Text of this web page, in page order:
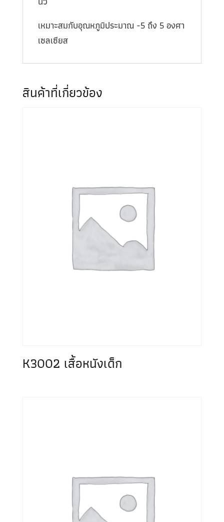
เหมาะสมกับอุณหภูมิประมาณ -5 ถึง 5 องศา
เซลเซียส
สินค้าที่เกี่ยวข้อง
K3002 เสื้อหนังเด็ก